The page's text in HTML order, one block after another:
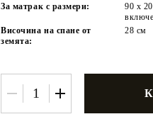
За матрак с размери:
90 x
Височина на спане от
земята:
28 см